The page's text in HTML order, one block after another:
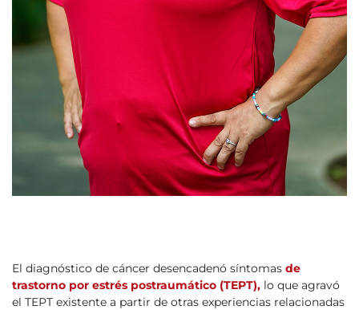
El diagnóstico de cáncer desencadenó síntomas de
trastorno por estrés postraumático (TEPT), lo que agravó
el TEPT existente a partir de otras experiencias relacionadas